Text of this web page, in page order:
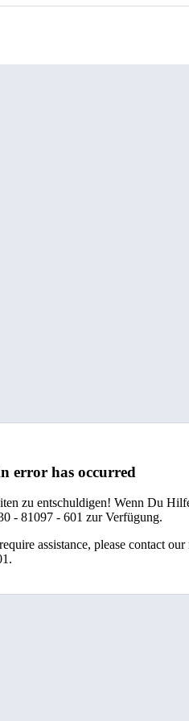
error has occurred
zu entschuldigen! Wenn Du
- 81097 - 601 zur Verfügung.
assistance, please contact our